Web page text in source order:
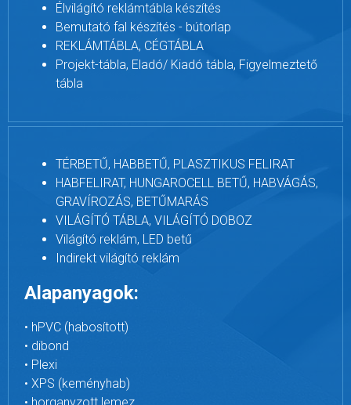
Élvilágító reklámtábla készítés
Bemutató fal készítés - bútorlap
REKLÁMTÁBLA, CÉGTÁBLA
Projekt-tábla, Eladó/ Kiadó tábla, Figyelmeztető
tábla
TÉRBETŰ, HABBETŰ, PLASZTIKUS FELIRAT
HABFELIRAT, HUNGAROCELL BETŰ, HABVÁGÁS,
GRAVÍROZÁS, BETŰMARÁS
VILÁGÍTÓ TÁBLA, VILÁGÍTÓ DOBOZ
Világító reklám, LED betű
Indirekt világító reklám
Alapanyagok:
• hPVC (habosított)
• dibond
• Plexi
• XPS (keményhab)